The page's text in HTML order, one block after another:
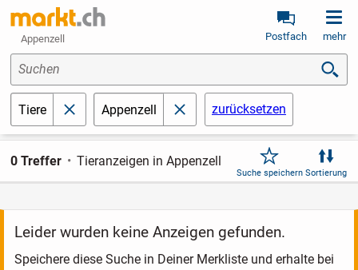
Appenzell Postfach mehr
Suchen
Tiere schließenAppenzell schließenzurücksetzen
0 Treffer Tieranzeigen in Appenzell
Suche speichern Sortierung
Leider wurden keine Anzeigen gefunden.
Speichere diese Suche in Deiner Merkliste und erhalte bei